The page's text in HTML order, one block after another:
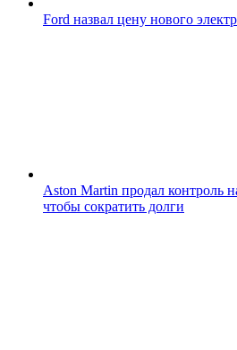
Ford назвал цену нового
Aston Martin продал контроль
чтобы сократить долги